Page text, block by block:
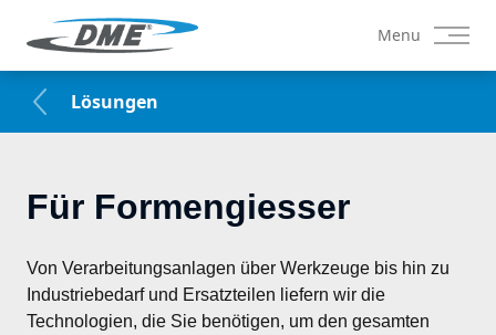
Menu
Lösungen
Für Formengiesser
Von Verarbeitungsanlagen über Werkzeuge bis hin zu
Industriebedarf und Ersatzteilen liefern wir die
Technologien, die Sie benötigen, um den gesamten